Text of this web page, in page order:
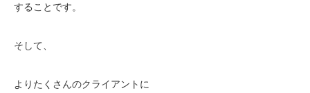
することです。
そして、
よりたくさんのクライアントに